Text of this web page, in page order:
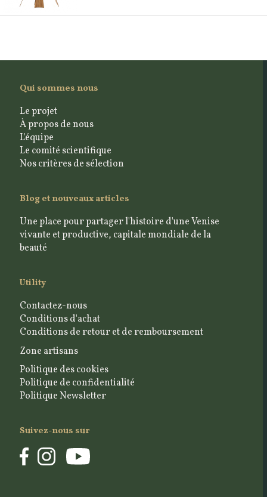
Qui sommes nous
Le projet
À propos de nous
L'équipe
Le comité scientifique
Nos critères de sélection
Blog et nouveaux articles
Une place pour partager l'histoire d'une Venise
vivante et productive, capitale mondiale de la
beauté
Utility
Contactez-nous
Conditions d'achat
Conditions de retour et de remboursement
Zone artisans
Politique des cookies
Politique de confidentialité
Politique Newsletter
Suivez-nous sur